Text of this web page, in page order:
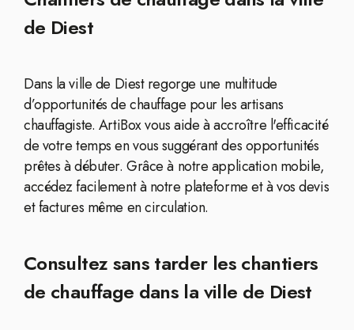
de Diest
Dans la ville de Diest regorge une multitude
d’opportunités de chauffage pour les artisans
chauffagiste. ArtiBox vous aide à accroître l'efficacité
de votre temps en vous suggérant des opportunités
prêtes à débuter. Grâce à notre application mobile,
accédez facilement à notre plateforme et à vos devis
et factures même en circulation.
Consultez sans tarder les chantiers
de chauffage dans la ville de Diest